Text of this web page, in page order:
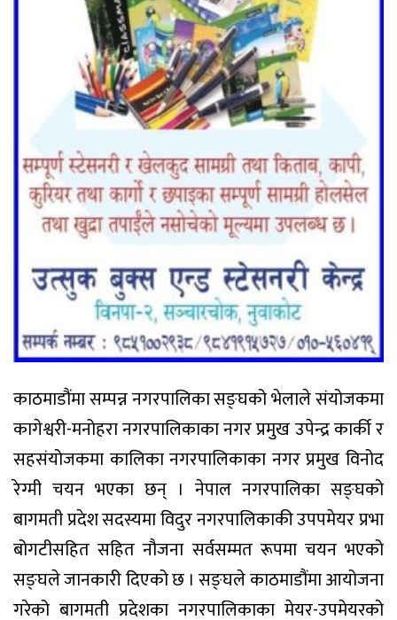
काठमाडौंमा सम्पन्न नगरपालिका सङ्घको भेलाले संयोजकमा
कागेश्वरी-मनोहरा नगरपालिकाका नगर प्रमुख उपेन्द्र कार्की र
सहसंयोजकमा कालिका नगरपालिकाका नगर प्रमुख विनोद
रेग्मी चयन भएका छन् । नेपाल नगरपालिका सङ्घको
बागमती प्रदेश सदस्यमा विदुर नगरपालिकाकी उपपमेयर प्रभा
बोगटीसहित सहित नौजना सर्वसम्मत रूपमा चयन भएको
सङ्घले जानकारी दिएको छ । सङ्घले काठमाडौंमा आयोजना
गरेको बागमती प्रदेशका नगरपालिकाका मेयर-उपमेयरको